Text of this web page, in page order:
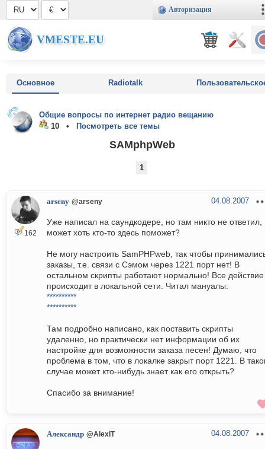
Авторизация
VMESTE.EU
Основное Radiotalk
Общие вопросы по интернет радио вещанию
10 •
Посмотреть все темы
SAMphpWeb
1
162
arseny @arseny 04.08.2007
Уже написал на саундкодере, но там никто не ответил,
может хоть кто-то здесь поможет?
Не могу настроить SamPHPweb, так чтобы
заказы, т.е. связи с Сэмом через 1221 порт нет! В
остальном скрипты работают нормально! Все действие
происходит в локальной сети. Читал мануалы:
**********
**********
Там подробно написано, как поставить скрипты
удаленно, но практически нет информации об их
настройке для возможности заказа песен! Думаю, что
проблема в том, что в локалке закрыт порт 1221. В
случае может кто-нибудь знает как его открыть?
Спасибо за внимание!
Александр @AlexIT 04.08.2007